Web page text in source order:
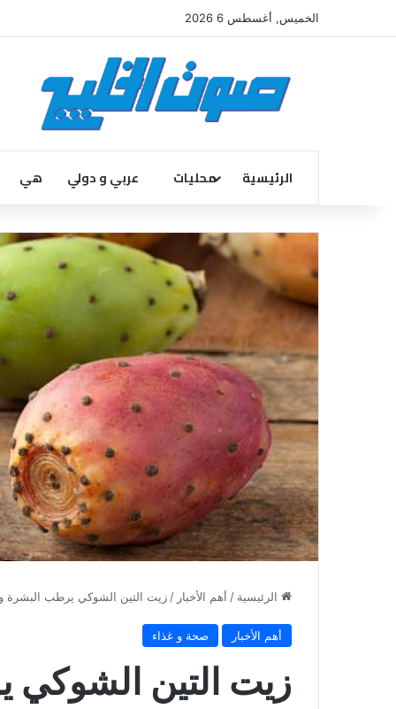
الخميس, أغسطس 6 2026
الرئيسية محليات عربي و دولي هي
الرئيسية / أهم الأخبار /زيت التين الشوكي يرطب البشرة
أهم الأخبار صحة و غذاء
زيت التين